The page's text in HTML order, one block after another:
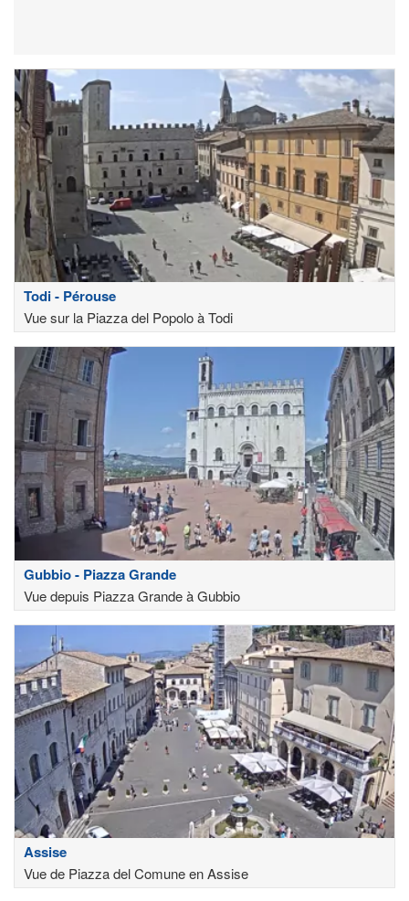
Todi - Pérouse
Vue sur la Piazza del Popolo à Todi
Gubbio - Piazza Grande
Vue depuis Piazza Grande à Gubbio
Assise
Vue de Piazza del Comune en Assise